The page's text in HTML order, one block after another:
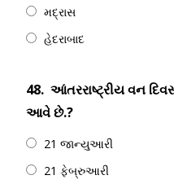
મદ્રાસ
હેદરાબાદ
48. આંતરરાષ્ટ્રીય વન
આવે છે.?
21 જાન્યુઆરી
21 ફેબ્રુઆરી